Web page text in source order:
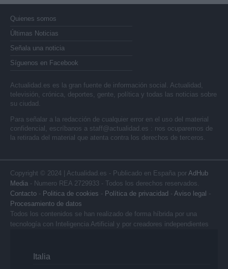
Quienes somos
Últimas Noticias
Señala una noticia
Síguenos en Facebook
Actualidad.es es la gran fuente de información social. Actualidad,
televisión, crónica, deportes, gente, política y todas las noticias sobre
su ciudad.
Para señalar a la redacción de cualquier error en el uso del material
confidencial, escríbanos a staff@actualidad.es : nos ocuparemos de
la retirada del material que atenta contra los derechos de terceros.
Copyright © 2024 | Actualidad.es - Publicado en España por AdHub
Media - Numero REA 2729933 - Todos los derechos reservados.
Contacto - Politica de cookies - Política de privacidad - Aviso legal -
Procesamiento de datos
Todos los contenidos se han realizado de forma híbrida por una
tecnología con Inteligencia Artificial y por creadores independientes
Italia